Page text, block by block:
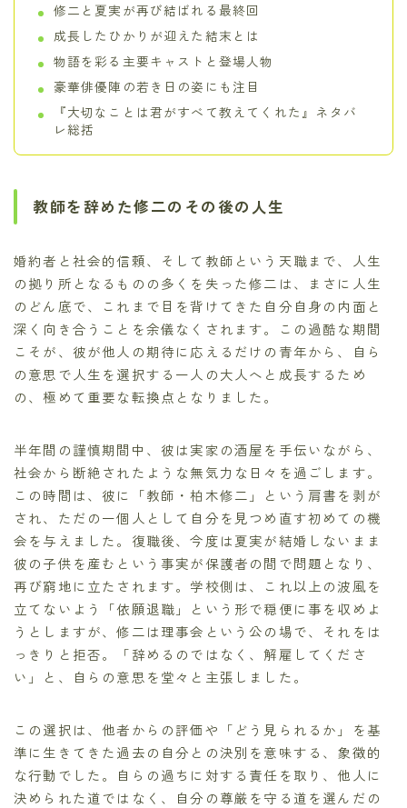
修二と夏実が再び結ばれる最終回
成長したひかりが迎えた結末とは
物語を彩る主要キャストと登場人物
豪華俳優陣の若き日の姿にも注目
『大切なことは君がすべて教えてくれた』ネタバ
レ総括
教師を辞めた修二のその後の人生
婚約者と社会的信頼、そして教師という天職まで、人生
の拠り所となるものの多くを失った修二は、まさに人生
のどん底で、これまで目を背けてきた自分自身の内面と
深く向き合うことを余儀なくされます。この過酷な期間
こそが、彼が他人の期待に応えるだけの青年から、自ら
の意思で人生を選択する一人の大人へと成長するため
の、極めて重要な転換点となりました。
半年間の謹慎期間中、彼は実家の酒屋を手伝いながら、
社会から断絶されたような無気力な日々を過ごします。
この時間は、彼に「教師・柏木修二」という肩書を剥が
され、ただの一個人として自分を見つめ直す初めての機
会を与えました。復職後、今度は夏実が結婚しないまま
彼の子供を産むという事実が保護者の間で問題となり、
再び窮地に立たされます。学校側は、これ以上の波風を
立てないよう「依願退職」という形で穏便に事を収めよ
うとしますが、修二は理事会という公の場で、それをは
っきりと拒否。「辞めるのではなく、解雇してくださ
い」と、自らの意思を堂々と主張しました。
この選択は、他者からの評価や「どう見られるか」を基
準に生きてきた過去の自分との決別を意味する、象徴的
な行動でした。自らの過ちに対する責任を取り、他人に
決められた道ではなく、自分の尊厳を守る道を選んだの